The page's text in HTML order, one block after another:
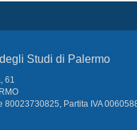
Studi di Palermo
61
80023730825, Partita IVA